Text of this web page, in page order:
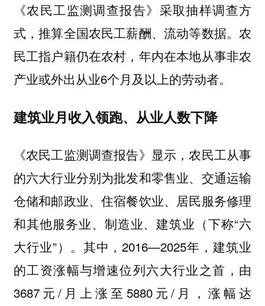
《农民工监测调查报告》采取抽样调查方
式，推算全国农民工薪酬、流动等数据。农
民工指户籍仍在农村，年内在本地从事非农
产业或外出从业6个月及以上的劳动者。
建筑业月收入领跑、从业人数下降
《农民工监测调查报告》显示，农民工从事
的六大行业分别为批发和零售业、交通运输
仓储和邮政业、住宿餐饮业、居民服务修理
和其他服务业、制造业、建筑业（下称“六
大行业”）。其中，2016—2025年，建筑业
的工资涨幅与增速位列六大行业之首，由
3687元/月上涨至5880元/月，涨幅达